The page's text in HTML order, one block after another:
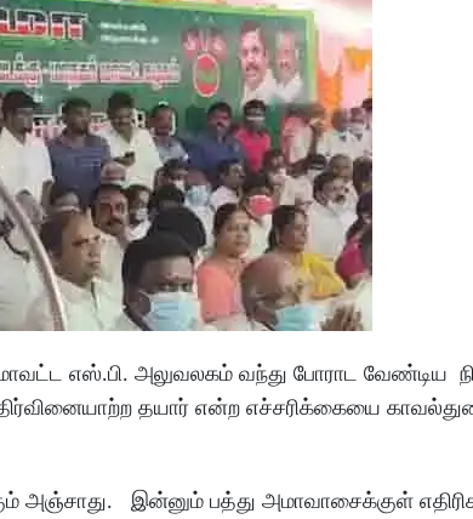
எஸ்.பி. அலுவலகம் வந்து போராட வேண்டிய
தயார் என்ற எச்சரிக்கையை
அஞ்சாது. இன்னும் பத்து அமாவாசைக்குள்